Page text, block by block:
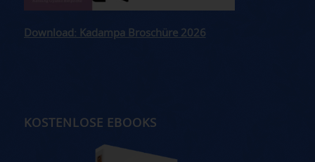
Download: Kadampa Broschüre 2026
KOSTENLOSE EBOOKS